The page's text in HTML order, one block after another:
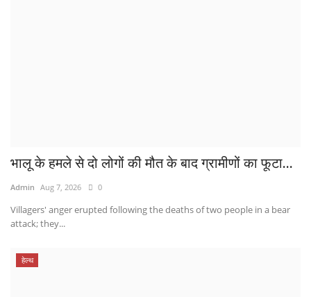
भालू के हमले से दो लोगों की मौत के बाद ग्रामीणों का फूटा...
Admin Aug 7, 2026 0
Villagers' anger erupted following the deaths of two people in a bear
attack; they...
हेल्थ